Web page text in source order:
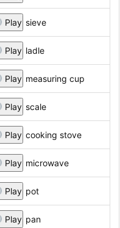
Play sieve
Play ladle
Play measuring cup
Play scale
Play cooking stove
Play microwave
Play pot
Play pan